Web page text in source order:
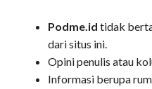
Podme.id tidak
dari situs ini.
Opini penulis atau
Informasi berupa